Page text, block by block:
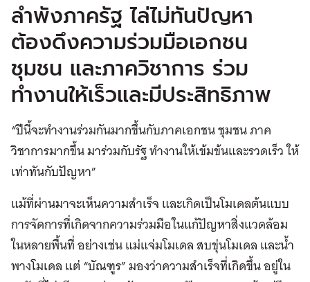
ลำพังภาครัฐ ไล่ไม่ทันปัญหา
ต้องดึงความร่วมมือเอกชน
ชุมชน และภาควิชาการ ร่วม
ทำงานให้เร็วและมีประสิทธิภาพ
“ปีนี้จะทำงานร่วมกันมากขึ้นกับภาคเอกชน ชุมชน ภาค
วิชาการมากขึ้น มาร่วมกับรัฐ ทำงานให้เข้มข้นและรวดเร็ว ให้
เท่าทันกับปัญหา”
แม้ที่ผ่านมาจะเห็นความสำเร็จ และเกิดเป็นโมเดลต้นแบบ
การจัดการที่เกิดจากความร่วมมือในแก้ปัญหาสิ่งแวดล้อม
ในหลายพื้นที่ อย่างเช่น แม่แจ่มโมเดล สบขุ่นโมเดล และน้ำ
พางโมเดล แต่ “บัณฑูร” มองว่าความสำเร็จที่เกิดขึ้น อยู่ใน